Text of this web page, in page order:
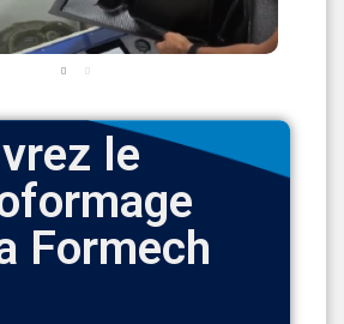
le
Formech